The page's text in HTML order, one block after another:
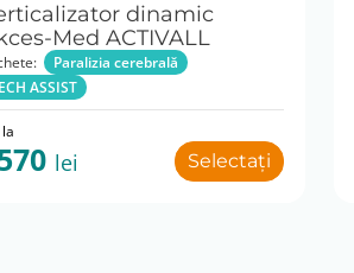
dinamic
Med ACTIVALL
Paralizia cerebrală
ASSIST
lei Selectați